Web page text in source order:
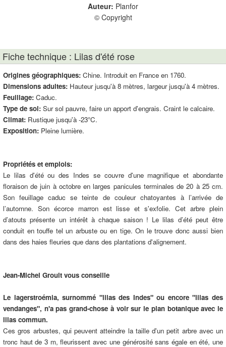
Auteur: Planfor
© Copyright
Fiche technique : Lilas d'été rose
Origines géographiques: Chine. Introduit en France en 1760.
Dimensions adultes: Hauteur jusqu'à 8 mètres, largeur jusqu'à 4 mètres.
Feuillage: Caduc.
Type de sol: Sur sol pauvre, faire un apport d'engrais. Craint le calcaire.
Climat: Rustique jusqu'à -23°C.
Exposition: Pleine lumière.
Propriétés et emplois:
Le lilas d'été ou des Indes se couvre d'une magnifique et abondante
floraison de juin à octobre en larges panicules terminales de 20 à 25 cm.
Son feuillage caduc se teinte de couleur chatoyantes à l’arrivée de
l’automne. Son écorce marron est lisse et s'exfolie. Cet arbre plein
d’atouts présente un intérêt à chaque saison ! Le lilas d’été peut être
conduit en touffe tel un arbuste ou en tige. On le trouve donc aussi bien
dans des haies fleuries que dans des plantations d'alignement.
Jean-Michel Groult vous conseille
Le lagerstroémia, surnommé "lilas des Indes" ou encore "lilas des
vendanges", n'a pas grand-chose à voir sur le plan botanique avec le
lilas commun.
Ces gros arbustes, qui peuvent atteindre la taille d'un petit arbre avec un
tronc haut de 3 m, fleurissent avec une générosité sans égale en été, une